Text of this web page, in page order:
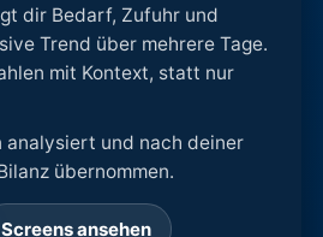
dir Bedarf, Zufuhr und
Trend über mehrere Tage.
mit Kontext, statt nur
analysiert und nach deiner
übernommen.
Screens ansehen